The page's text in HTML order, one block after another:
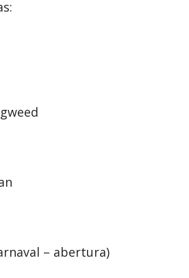
– abertura)